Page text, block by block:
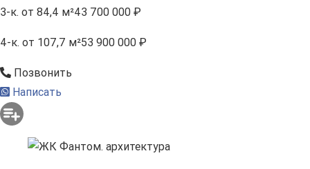
3-к. от 84,4 м²43 700 000 ₽
4-к. от 107,7 м²53 900 000 ₽
Позвонить
Написать